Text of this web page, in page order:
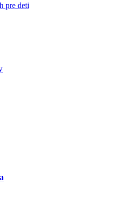
pre deti